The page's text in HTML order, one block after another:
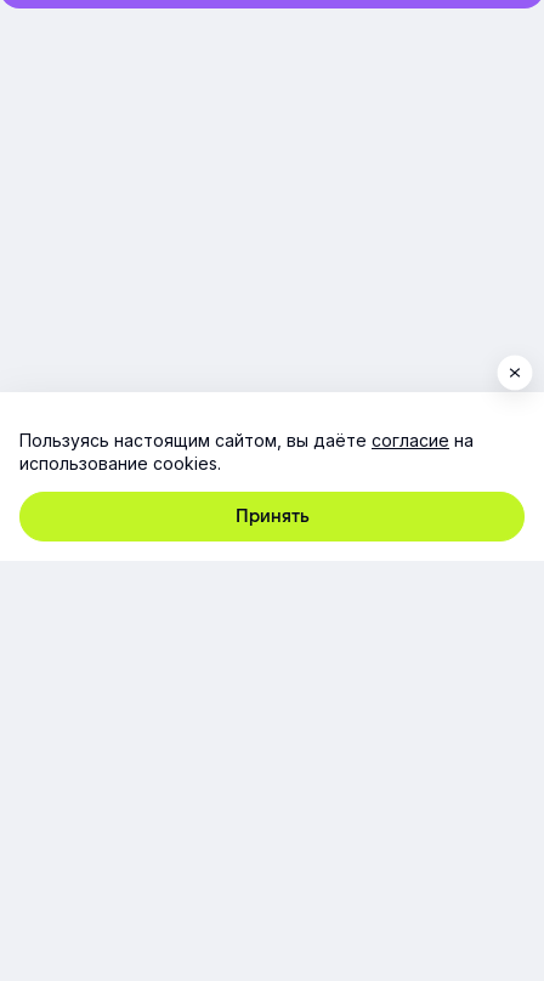
Пользуясь настоящим сайтом, вы даёте согласие на
использование cookies.
Принять